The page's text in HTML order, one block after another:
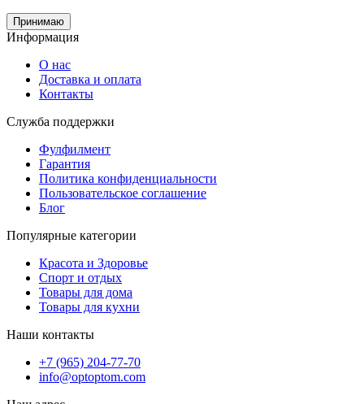
Принимаю
Информация
О нас
Доставка и оплата
Контакты
Служба поддержки
Фулфилмент
Гарантия
Политика конфиденциальности
Пользовательское соглашение
Блог
Популярные категории
Красота и Здоровье
Спорт и отдых
Товары для дома
Товары для кухни
Наши контакты
+7 (965) 204-77-70
info@optoptom.com